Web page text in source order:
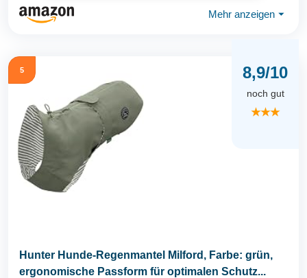
Mehr anzeigen ⏷
5 8,9/10
noch gut
★★★
Hunter Hunde-Regenmantel Milford, Farbe: grün,
ergonomische Passform für optimalen Schutz...